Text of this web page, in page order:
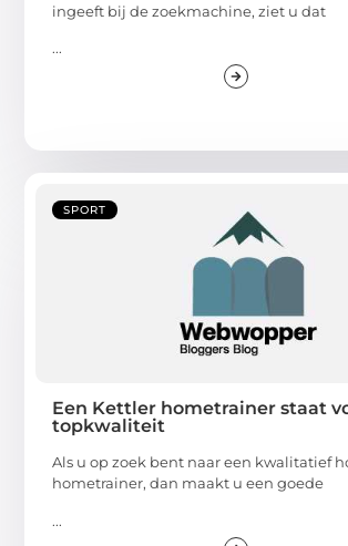
ingeeft bij de zoekmachine, ziet u dat
...
SPORT
Een Kettler hometrainer staat
topkwaliteit
Als u op zoek bent naar een kwalitatief
hometrainer, dan maakt u een goede
...